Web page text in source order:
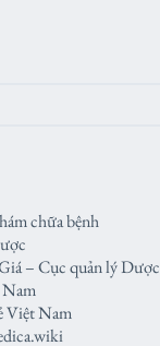
chữa bệnh
– Cục quản lý Dược
Việt Nam